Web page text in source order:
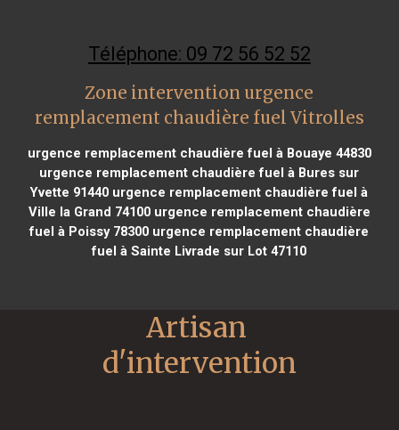
Téléphone: 09 72 56 52 52
Zone intervention urgence
remplacement chaudière fuel Vitrolles
urgence remplacement chaudière fuel à Bouaye 44830
urgence remplacement chaudière fuel à Bures sur
Yvette 91440 urgence remplacement chaudière fuel à
Ville la Grand 74100urgence remplacement chaudière
fuel à Poissy 78300 urgence remplacement chaudière
fuel à Sainte Livrade sur Lot 47110
Artisan
d'intervention